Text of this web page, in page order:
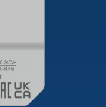
de mouvement
lumière
2